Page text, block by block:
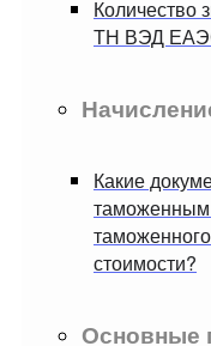
Количество
ТН ВЭД
Какие
таможенным
стоимости?
Основные